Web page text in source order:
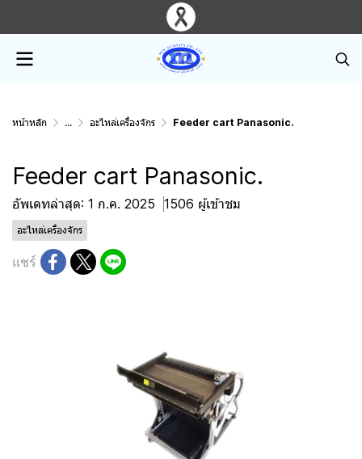
หน้าหลัก ... อะไหล่เครื่องจักร Feeder cart Panasonic.
Feeder cart Panasonic.
อัพเดทล่าสุด: 1 ก.ค. 2025 1506 ผู้เข้าชม
อะไหล่เครื่องจักร
แชร์